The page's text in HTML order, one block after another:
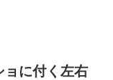
に付く左右